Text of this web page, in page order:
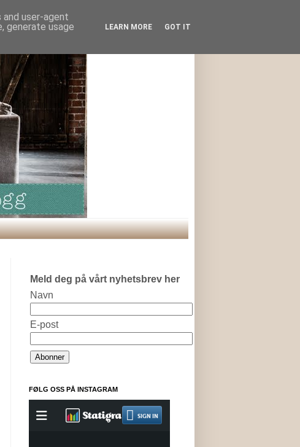
Meld deg på vårt nyhetsbrev her
Navn
E-post
FØLG OSS PÅ INSTAGRAM
user-agent
generate usage
LEARN MORE GOT IT